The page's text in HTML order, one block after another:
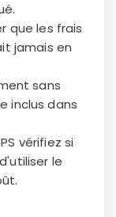
que les frais
jamais en
sans
inclus dans
vérifiez si
le